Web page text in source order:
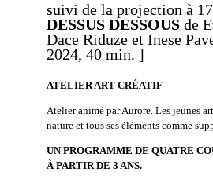
suivi de la projection à
DESSUS DESSOUS de
Dace Riduze et Inese
2024, 40 min. ]
ATELIER ART CRÉATIF
Atelier animé par Aurore. Les jeunes
nature et tous ses éléments comme
UN PROGRAMME DE QUATRE
À PARTIR DE 3 ANS.